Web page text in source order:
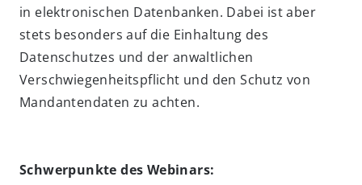
in elektronischen Datenbanken. Dabei ist aber
stets besonders auf die Einhaltung des
Datenschutzes und der anwaltlichen
Verschwiegenheitspflicht und den Schutz von
Mandantendaten zu achten.
Schwerpunkte des Webinars: